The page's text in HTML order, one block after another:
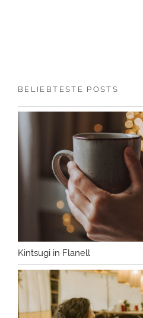
BELIEBTESTE POSTS
Kintsugi in Flanell